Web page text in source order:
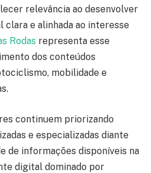
relevância ao desenvolver
clara e alinhada ao interesse
Rodas representa esse
dos conteúdos
mobilidade e
continuem priorizando
e especializadas diante
de informações disponíveis na
digital dominado por